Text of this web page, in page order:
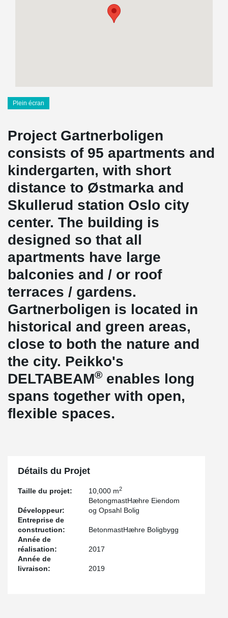
Plein écran
Project Gartnerboligen
consists of 95 apartments and
kindergarten, with short
distance to Østmarka and
Skullerud station Oslo city
center. The building is
designed so that all
apartments have large
balconies and / or roof
terraces / gardens.
Gartnerboligen is located in
historical and green areas,
close to both the nature and
the city. Peikko's
DELTABEAM® enables long
spans together with open,
flexible spaces.
Détails du Projet
Taille du projet: 10,000 m2
Développeur:
BetongmastHæhre Eiendom
og Opsahl Bolig
Entreprise de
construction:
BetonmastHæhre Boligbygg
Année de
réalisation:
2017
Année de
livraison:
2019